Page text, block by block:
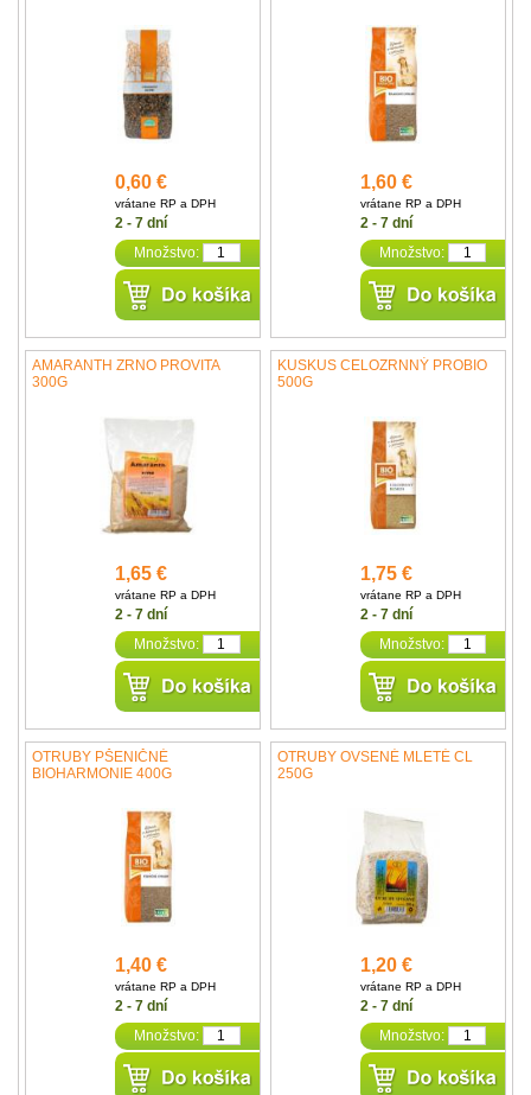
0,60 €
vrátane RP a DPH
2 - 7 dní
Množstvo:
1,60 €
vrátane RP a DPH
2 - 7 dní
Množstvo:
AMARANTH ZRNO PROVITA
300G
1,65 €
vrátane RP a DPH
2 - 7 dní
Množstvo:
KUSKUS CELOZRNNÝ PROBIO
500G
1,75 €
vrátane RP a DPH
2 - 7 dní
Množstvo:
OTRUBY PŠENIČNÉ
BIOHARMONIE 400G
1,40 €
vrátane RP a DPH
2 - 7 dní
Množstvo:
OTRUBY OVSENÉ MLETÉ CL
250G
1,20 €
vrátane RP a DPH
2 - 7 dní
Množstvo: